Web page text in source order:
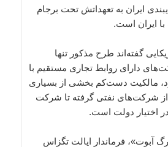
ایران به تعهداتش تحت برجام
با ایران است.
گفته‌اند طرح مذکور تنها
دارای روابط تجاری مستقیم با
مالکیت دست‌کم بخشی از بسیاری
از شرکت‌های نفتی گرفته تا شرکت
در اختیار دولت است.
آبوت»، فرماندار ایالت تگزاس